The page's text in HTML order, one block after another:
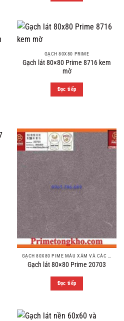
GẠCH 80X80 PRIME
Gạch lát 80×80 Prime 8716 kem
mờ
Đọc tiếp
Gạch lát 80×80 Prime 20703
Đọc tiếp